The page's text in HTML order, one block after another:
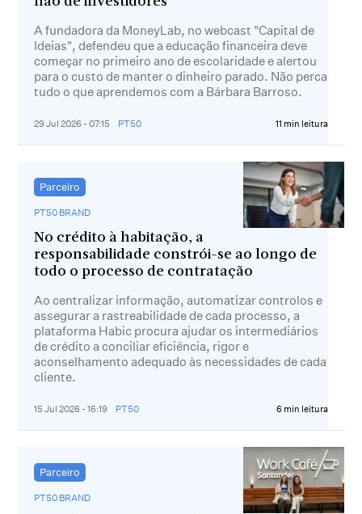
A fundadora da MoneyLab, no webcast "Capital de
Ideias", defendeu que a educação financeira deve
começar no primeiro ano de escolaridade e alertou
para o custo de manter o dinheiro parado. Não perca
tudo o que aprendemos com a Bárbara Barroso.
29 Jul 2026 - 07:15 PT50 11 min leitura
Parceiro
PT50 BRAND
No crédito à habitação, a
responsabilidade constrói-se ao longo de
todo o processo de contratação
Ao centralizar informação, automatizar controlos e
assegurar a rastreabilidade de cada processo, a
plataforma Habic procura ajudar os intermediários
de crédito a conciliar eficiência, rigor e
aconselhamento adequado às necessidades de cada
cliente.
15 Jul 2026 - 16:19 PT50 6 min leitura
Parceiro
PT50 BRAND